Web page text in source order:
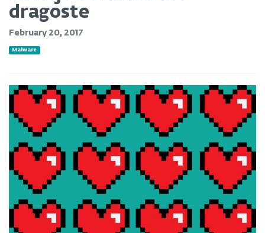
dragoste
February 20, 2017
Malware